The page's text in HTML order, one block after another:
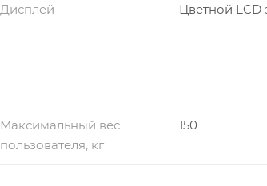
Дисплей Цветной LCD
Максимальный вес
пользователя, кг
150